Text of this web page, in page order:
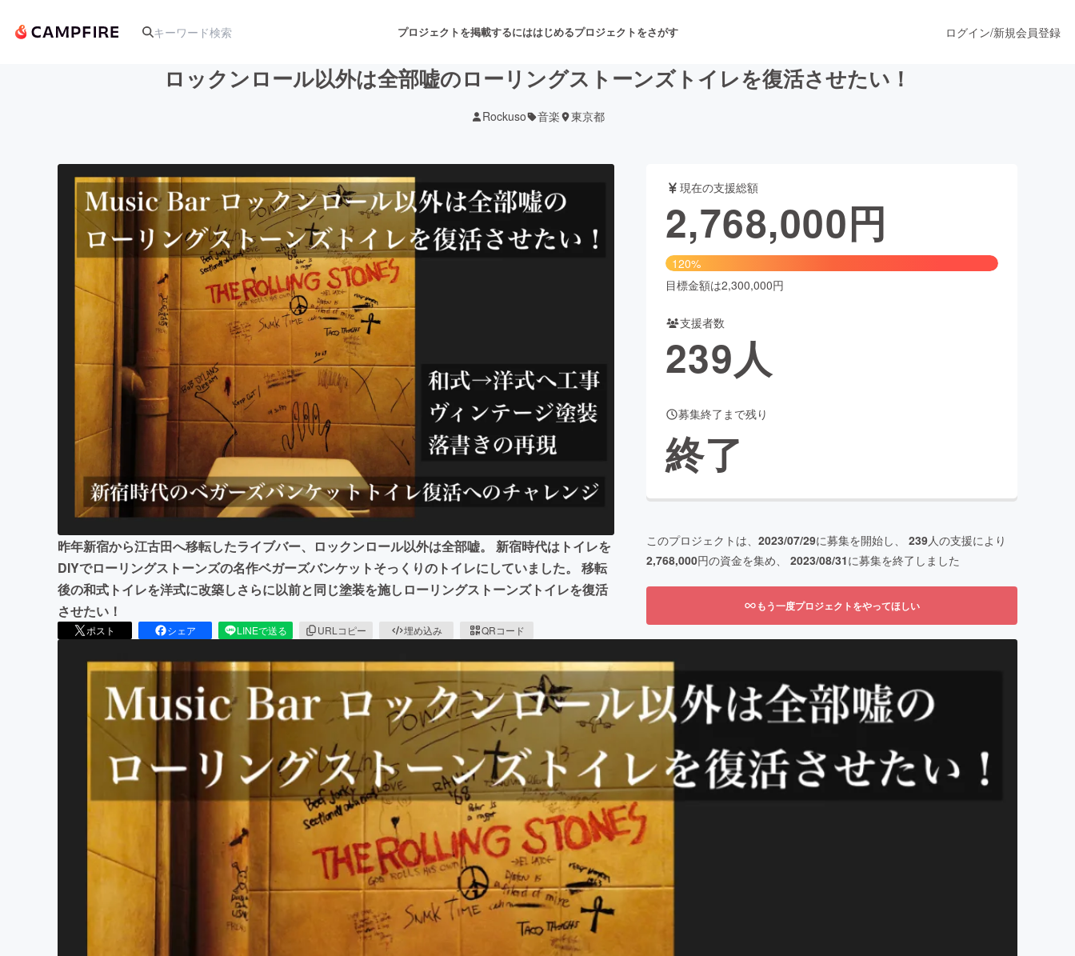
プロジェクトを掲載するにははじめるプロジェクトをさがす
アート・写真 音楽 舞台・パフォーマンス
テクノロジー・ガジェット ゲーム・サービス開発 フード・飲食店 ファッション
映像・映画 書籍・雑誌出版
ビジネス・起業 チャレンジ ビューティー・ヘルスケア
まちづくり・地域活性化
CAMPFIRE for Social Good CAMPFIRE Creation
CAMPFIREふるさと納税machi-ya
ログイン/新規会員登録
ロックンロール以外は全部嘘のローリングストーンズトイレを復活させたい！
Rockuso 音楽 東京都
昨年新宿から江古田へ移転したライブバー、ロックンロール以外は全部嘘。 新宿時代はトイレを
DIYでローリングストーンズの名作ベガーズバンケットそっくりのトイレにしていました。 移転
後の和式トイレを洋式に改築しさらに以前と同じ塗装を施しローリングストーンズトイレを復活
させたい！
ポスト シェア LINEで送る URLコピー 埋め込み QRコード
現在の支援総額
2,768,000円
120%
目標金額は2,300,000円
支援者数
239人
募集終了まで残り
終了
このプロジェクトは、 2023/07/29に募集を開始し、 239人の支援により
2,768,000円の資金を集め、 2023/08/31に募集を終了しました
もう一度プロジェクトをやってほしい